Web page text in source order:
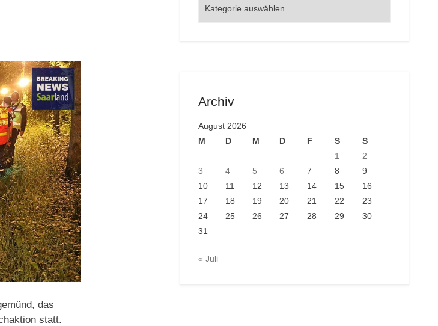
das
statt.
Archiv
August 2026
M
D M D F S
S
1
2
3
4 5 6 7 8
9
10
11 12 13 14 15
16
17
18 19 20 21 22
23
24
25 26 27 28 29
30
31
« Juli